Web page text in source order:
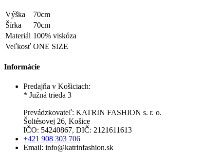
Výška
70cm
Šírka
70cm
Materiál 100% viskóza
Veľkosť ONE SIZE
Informácie
Predajňa v Košiciach:
* Južná trieda 3
Prevádzkovateľ: KATRIN FASHION s. r. o.
Šoltésovej 26, Košice
IČO: 54240867, DIČ: 2121611613
+421 908 303 706
Email: info@katrinfashion.sk